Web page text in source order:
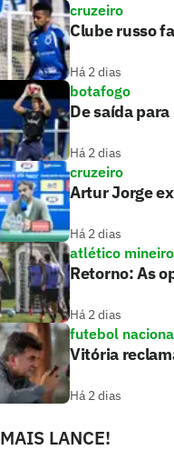
cruzeiro
Clube russo
Há 2 dias
botafogo
De saída
Há 2 dias
cruzeiro
Artur Jorge
Há 2 dias
atlético mineiro
Retorno: As
Há 2 dias
futebol
Vitória
Há 2 dias
MAIS LANCE!